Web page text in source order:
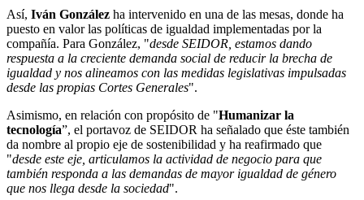
Así, Iván González ha intervenido en una de las mesas, donde ha
puesto en valor las políticas de igualdad implementadas por la
compañía. Para González, "desde SEIDOR, estamos dando
respuesta a la creciente demanda social de reducir la brecha de
igualdad y nos alineamos con las medidas legislativas impulsadas
desde las propias Cortes Generales".
Asimismo, en relación con propósito de "Humanizar la
tecnología”, el portavoz de SEIDOR ha señalado que éste también
da nombre al propio eje de sostenibilidad y ha reafirmado que
"desde este eje, articulamos la actividad de negocio para que
también responda a las demandas de mayor igualdad de género
que nos llega desde la sociedad".